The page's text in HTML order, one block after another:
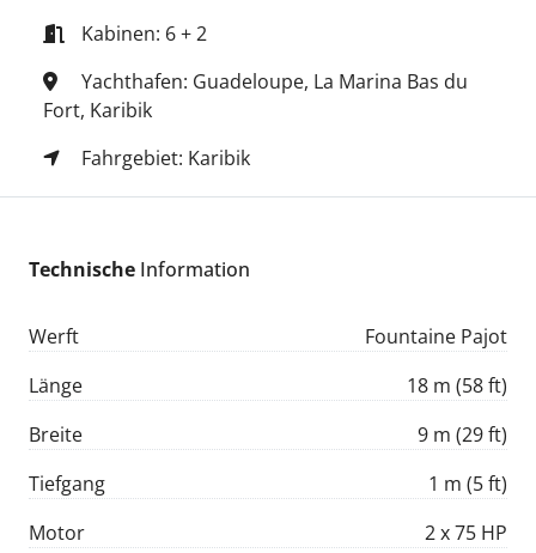
Kabinen: 6 + 2
Yachthafen: Guadeloupe, La Marina Bas du
Fort, Karibik
Fahrgebiet: Karibik
Technische Information
Werft
Fountaine Pajot
Länge
18 m (58 ft)
Breite
9 m (29 ft)
Tiefgang
1 m (5 ft)
Motor
2 x 75 HP